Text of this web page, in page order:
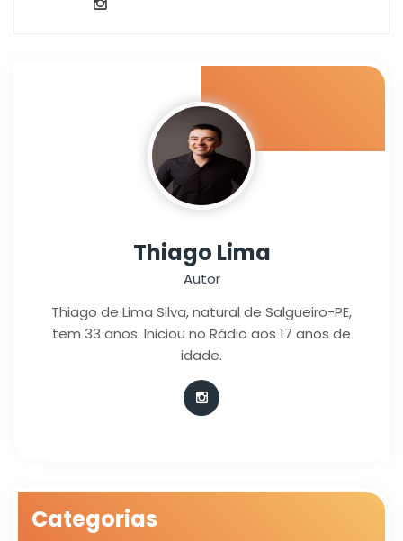
Thiago Lima
Autor
Thiago de Lima Silva, natural de Salgueiro-PE,
tem 33 anos. Iniciou no Rádio aos 17 anos de
idade.
Categorias